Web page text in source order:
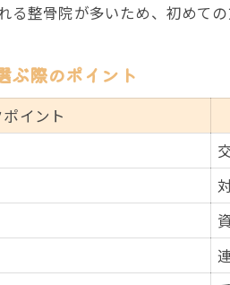
る整骨院が多いため、初めての
ぶ際のポイント
イント